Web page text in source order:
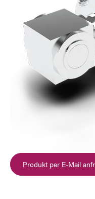
Produkt per E-Mail